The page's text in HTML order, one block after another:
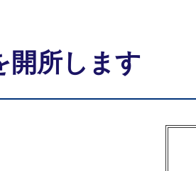
開所します